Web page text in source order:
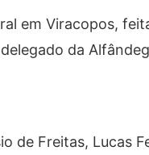
em Viracopos,
da
de Freitas, Lucas